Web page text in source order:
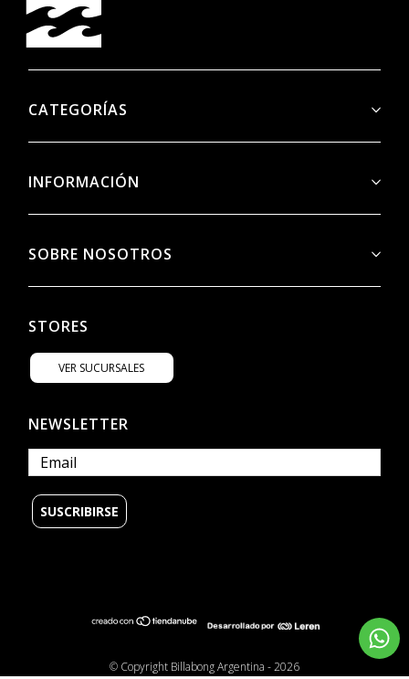
CATEGORÍAS
INFORMACIÓN
SOBRE NOSOTROS
STORES
VER SUCURSALES
NEWSLETTER
© Copyright Billabong Argentina - 2026